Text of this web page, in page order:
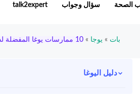
talk2expert سؤال وجواب الصحة
بات » يوجا » 10 ممارسات يوغا المفضلة لدي لطقوس اكتمال القمر
دليل اليوغا